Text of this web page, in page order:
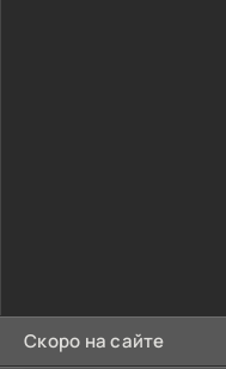
Скоро на сайте